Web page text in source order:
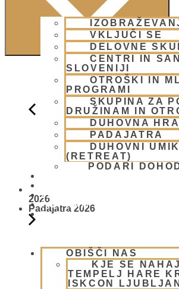
VKLJUČI SE
DELOVNE
CENTRI IN
SLOVENIJI
OTROŠKI IN
PROGRAMI
SKUPINA ZA
DRUŽINAM IN
DUHOVNA
PADAJATRA
DUHOVNI
(RETREAT)
PODARI
VAŠA VPRAŠANJA
PIŠI NAM
BLOG
OBIŠČI NAS
KJE SE
TEMPELJ HARE
ISKCON
2026
Padajatra 2026